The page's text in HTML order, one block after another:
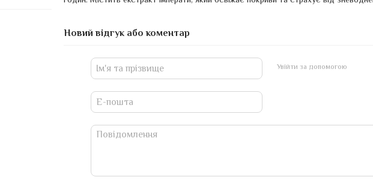
Новий відгук або коментар
Увійти за допомогою